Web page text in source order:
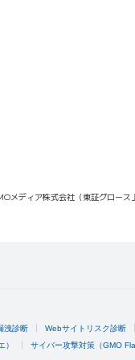
メディア株式会社（東証グロース
洩診断 Webサイトリスク診断
） サイバー攻撃対策（GMO